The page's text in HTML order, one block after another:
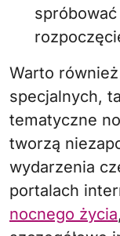
Warto
specjalnych,
tematyczne
tworzą
wydarzenia
portalach
nocnego życia